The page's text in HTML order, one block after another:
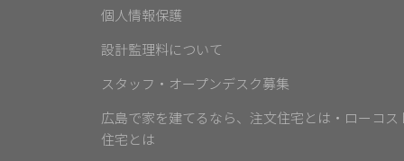
個人情報保護
設計監理料について
スタッフ・オープンデスク募集
広島で家を建てるなら、注文住宅とは・ローコス
住宅とは